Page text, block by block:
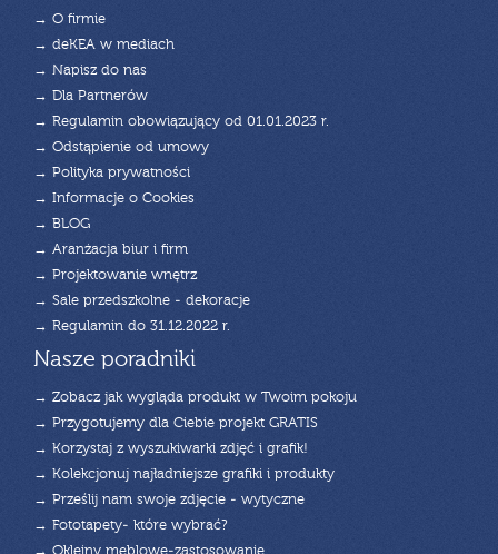
→ O firmie
→ deKEA w mediach
→ Napisz do nas
→ Dla Partnerów
→ Regulamin obowiązujący od 01.01.2023 r.
→ Odstąpienie od umowy
→ Polityka prywatności
→ Informacje o Cookies
→ BLOG
→ Aranżacja biur i firm
→ Projektowanie wnętrz
→ Sale przedszkolne - dekoracje
→ Regulamin do 31.12.2022 r.
Nasze poradniki
→ Zobacz jak wygląda produkt w Twoim pokoju
→ Przygotujemy dla Ciebie projekt GRATIS
→ Korzystaj z wyszukiwarki zdjęć i grafik!
→ Kolekcjonuj najładniejsze grafiki i produkty
→ Prześlij nam swoje zdjęcie - wytyczne
→ Fototapety- które wybrać?